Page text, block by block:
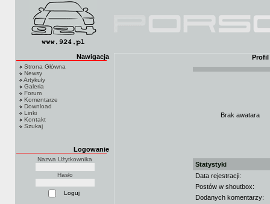
Nawigacja
Strona Główna
Newsy
Artykuły
Galeria
Forum
Komentarze
Download
Linki
Kontakt
Szukaj
Logowanie
Nazwa Użytkownika
Hasło
Profil
Brak awatara
Statystyki
Data rejestracji:
Postów w shoutbox:
Dodanych komentarzy: